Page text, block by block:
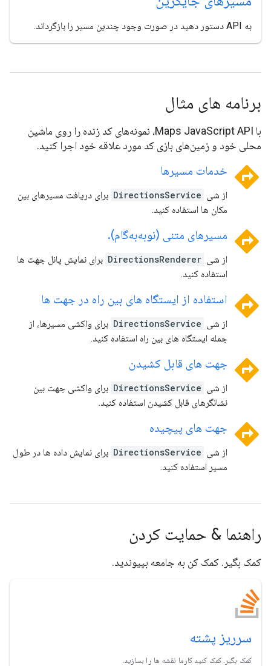
به API دستور دهید در صورت وجود چندین مسیر را بازگرداند.
برنامه های مثال
با Maps JavaScript API، نمونه‌های کد زنده را روی ماشین
محلی خود و زمین‌های بازی کد مورد علاقه خود اجرا کنید.
directions خدمات مسیرها
از شی DirectionsService برای دریافت مسیرهای بین
مکان ها استفاده کنید.
directions مسیرهای متنی (نوبه‌به‌گام).
از شی DirectionsRenderer برای نمایش پانل جهت ها
استفاده کنید.
directions استفاده از ایستگاه های بین راه در جهت ها
از شی DirectionsService برای واکشی مسیرها، از
جمله ایستگاه های بین راه استفاده کنید.
directions جهت های قابل کشیدن
از شی DirectionsService برای واکشی جهت بین
نشانگرهای قابل کشیدن استفاده کنید.
directions جهت های پیچیده
از شی DirectionsService برای نمایش داده ها در طول
مسیر استفاده کنید.
راهنما & حمایت کردن
کمک بگیر. کمک کن به جامعه بپیوندید.
سرریز پشته
کمک بگیر. کمک کنید کارما نقشه ها را بسازید.